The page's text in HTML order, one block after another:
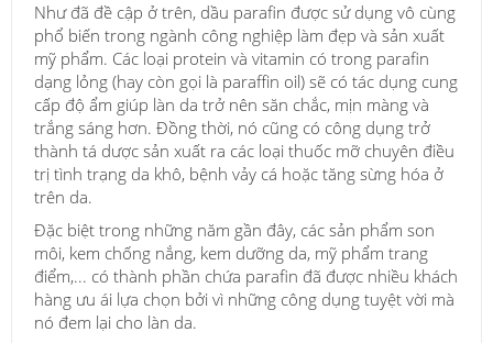
Như đã đề cập ở trên, dầu parafin được sử dụng vô cùng
phổ biến trong ngành công nghiệp làm đẹp và sản xuất
mỹ phẩm. Các loại protein và vitamin có trong parafin
dạng lỏng (hay còn gọi là paraffin oil) sẽ có tác dụng cung
cấp độ ẩm giúp làn da trở nên săn chắc, mịn màng và
trắng sáng hơn. Đồng thời, nó cũng có công dụng trở
thành tá dược sản xuất ra các loại thuốc mỡ chuyên điều
trị tình trạng da khô, bệnh vảy cá hoặc tăng sừng hóa ở
trên da.
Đặc biệt trong những năm gần đây, các sản phẩm son
môi, kem chống nắng, kem dưỡng da, mỹ phẩm trang
điểm,... có thành phần chứa parafin đã được nhiều khách
hàng ưu ái lựa chọn bởi vì những công dụng tuyệt vời mà
nó đem lại cho làn da.